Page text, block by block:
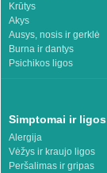
Krūtys
Akys
Ausys, nosis ir gerklė
Burna ir dantys
Psichikos ligos
Simptomai ir ligos
Alergija
Vėžys ir kraujo ligos
Peršalimas ir gripas